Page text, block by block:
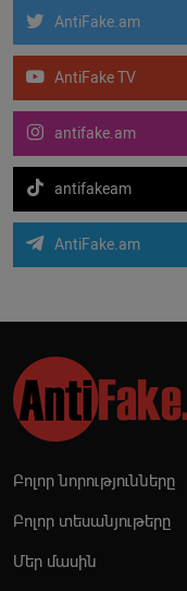
AntiFake.am
AntiFake TV
antifake.am
antifakeam
AntiFake.am
Բոլոր նորությունները
Բոլոր տեսանյութերը
Մեր մասին